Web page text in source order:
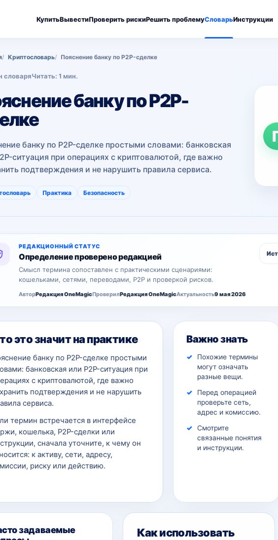
КупитьВывестиПроверить рискиРешить проблемуСловарьИнструкции
Криптословарь Пояснение банку по P2P-сделке
словаряЧитать: 1 мин.
банку по P2P-
банку по P2P-сделке простыми словами: банковская
ситуация при операциях с криптовалютой, где важно
подтверждения и не нарушить правила сервиса.
Практика Безопасность
РЕДАКЦИОННЫЙ СТАТУС
Определение проверено редакцией
Смысл термина сопоставлен с практическими сценариями:
кошельками, сетями, переводами, P2P и проверкой рисков.
АвторРедакция OneMagicПроверилРедакция OneMagicАктуальность9 мая 2026
это значит на практике
банку по P2P-сделке простыми
банковская или P2P-ситуация при
с криптовалютой, где важно
подтверждения и не нарушить
сервиса.
термин встречается в интерфейсе
кошелька, P2P-сделки или
сначала уточните, к чему он
к активу, сети, адресу,
риску или действию.
Важно знать
Похожие термины
могут означать
разные вещи.
Перед операцией
проверьте сеть,
адрес и комиссию.
Смотрите
связанные понятия
и инструкции.
задаваемые
Как использовать